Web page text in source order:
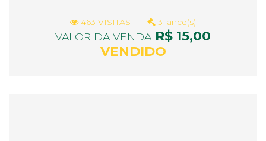
463 VISITAS 3 lance(s)
VALOR DA VENDAR$ 15,00
VENDIDO